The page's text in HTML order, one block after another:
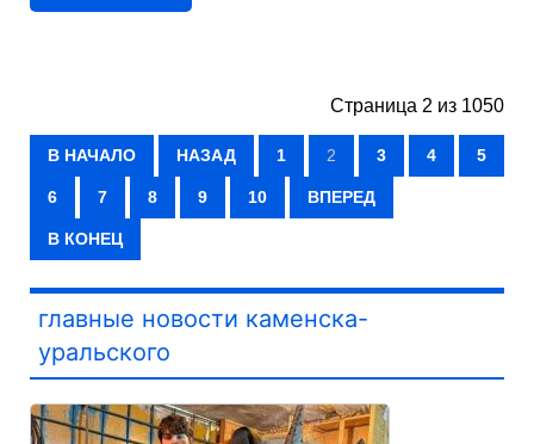
Страница 2 из 1050
В НАЧАЛО НАЗАД 1 2 3 4 5
6 7 8 9 10 ВПЕРЕД
В КОНЕЦ
главные новости каменска-
уральского